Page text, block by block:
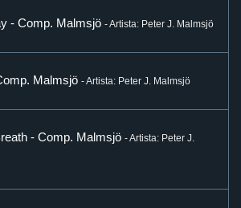
- Comp. Malmsjö - Artista: Peter J. Malmsjö
Malmsjö - Artista: Peter J. Malmsjö
- Comp. Malmsjö - Artista: Peter J.